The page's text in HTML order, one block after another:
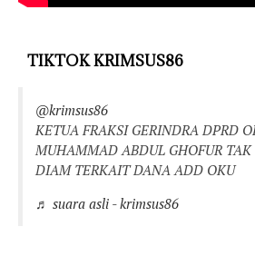
TIKTOK KRIMSUS86
@krimsus86
KETUA FRAKSI GERINDRA DPRD
MUHAMMAD ABDUL GHOFUR
DIAM TERKAIT DANA ADD OKU
♬ suara asli - krimsus86